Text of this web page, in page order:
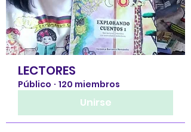
LECTORES
Público · 120 miembros
Unirse